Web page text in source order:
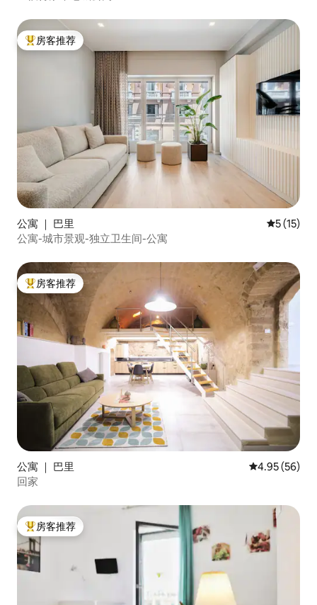
热门「房客推荐」
房客推荐
公寓 ｜ 巴里 平均评分
5 (15)
公寓-城市景观-独立卫生间-公寓
热门「房客推荐」
房客推荐
公寓 ｜ 巴里 平均评分
4.95 (56)
回家
热门「房客推荐」
房客推荐